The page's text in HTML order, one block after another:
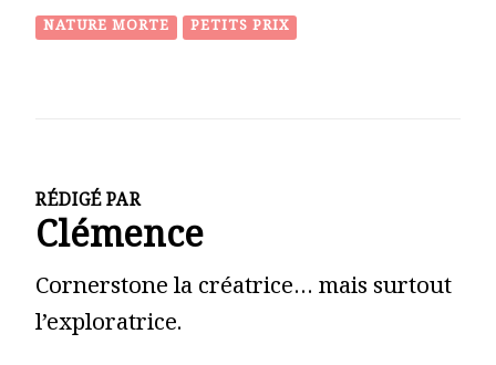
NATURE MORTE
PETITS PRIX
RÉDIGÉ PAR
Clémence
Cornerstone la créatrice… mais surtout
l’exploratrice.